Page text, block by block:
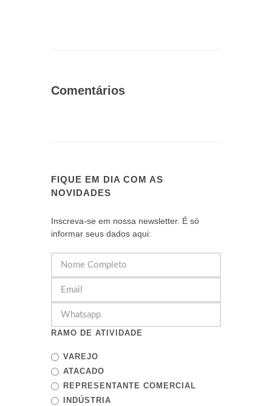
Comentários
FIQUE EM DIA COM AS
NOVIDADES
Inscreva-se em nossa newsletter. É só
informar seus dados aqui:
RAMO DE ATIVIDADE
VAREJO
ATACADO
REPRESENTANTE COMERCIAL
INDÚSTRIA